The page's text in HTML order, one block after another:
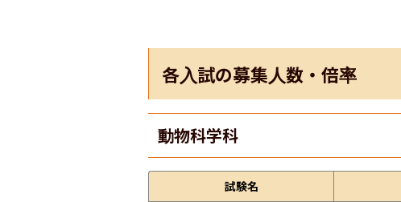
各入試の募集人数・倍率
動物科学科
試験名